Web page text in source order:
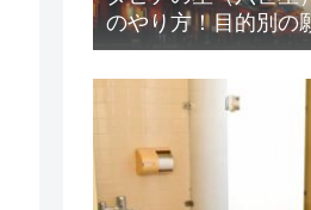
のやり方！目的別の
レンジも